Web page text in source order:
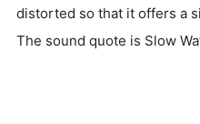
distorted so that it offers a
The sound quote is Slow